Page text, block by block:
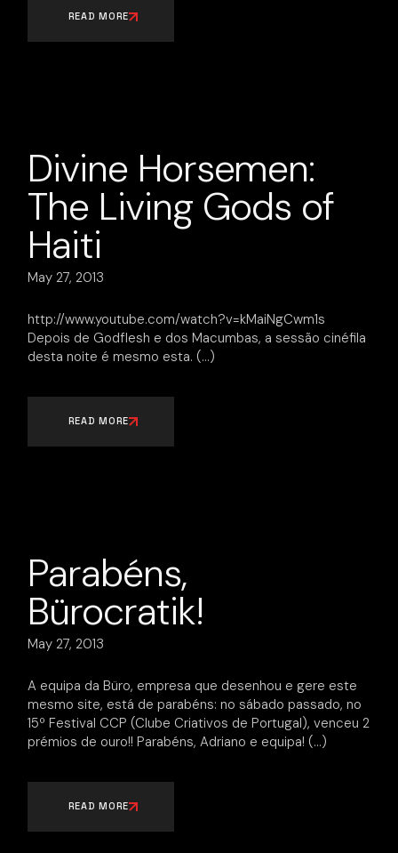
READ MORE
Divine Horsemen:
The Living Gods of
Haiti
May 27, 2013
http://www.youtube.com/watch?v=kMaiNgCwm1s
Depois de Godflesh e dos Macumbas, a sessão cinéfila
desta noite é mesmo esta.
READ MORE
Parabéns,
Bürocratik!
May 27, 2013
A equipa da Büro, empresa que desenhou e gere este
mesmo site, está de parabéns: no sábado passado, no
15º Festival CCP (Clube Criativos de Portugal), venceu 2
prémios de ouro!! Parabéns, Adriano e equipa!
READ MORE